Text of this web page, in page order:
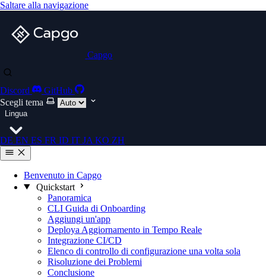
Saltare alla navigazione
Capgo
Discord
GitHub
Scegli tema
Lingua
DE EN ES FR ID IT JA KO ZH
Benvenuto in Capgo
Quickstart
Panoramica
CLI Guida di Onboarding
Aggiungi un'app
Deploya Aggiornamento in Tempo Reale
Integrazione CI/CD
Elenco di controllo di configurazione una volta sola
Risoluzione dei Problemi
Conclusione